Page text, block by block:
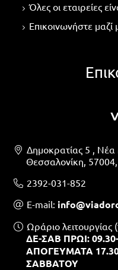
Όλες οι εταιρείες
Επικοινωνήστε μαζί
Δημοκρατίας 5 , Νέα
Θεσσαλονίκη,
2392-031-852
Ε-mail:
Ωράριο
ΔΕ-ΣΑΒ ΠΡΩΙ:
ΑΠΟΓΕΥΜΑΤΑ
ΣΑΒΒΑΤΟΥ